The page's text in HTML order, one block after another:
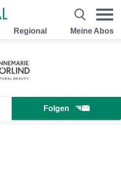
Regional Meine Abos
Folgen